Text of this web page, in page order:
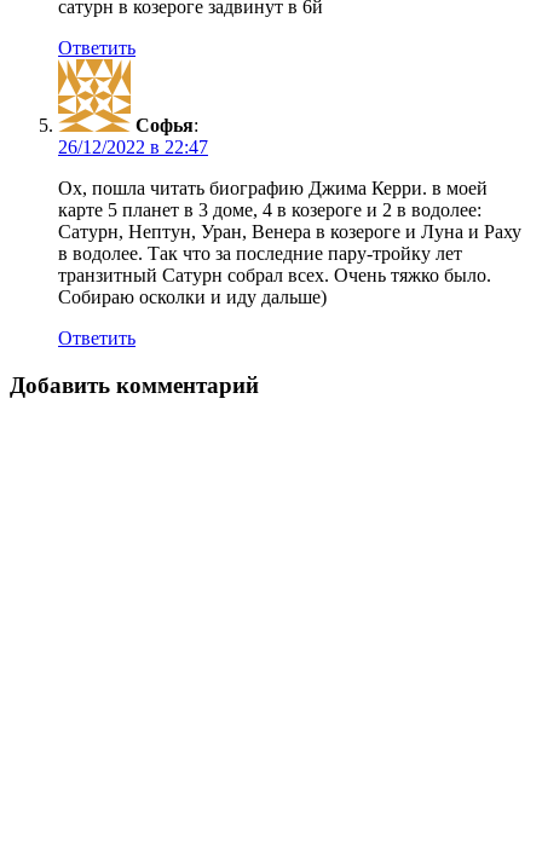
сатурн в козероге задвинут в 6й
Ответить
Софья:
в
Ох, пошла читать биографию Джима Керри. в моей
карте 5 планет в 3 доме, 4 в козероге и 2 в водолее:
Сатурн, Нептун, Уран, Венера в козероге и Луна и Раху
в водолее. Так что за последние пару-тройку лет
транзитный Сатурн собрал всех. Очень тяжко было.
Собираю осколки и иду дальше)
Ответить
Добавить комментарий